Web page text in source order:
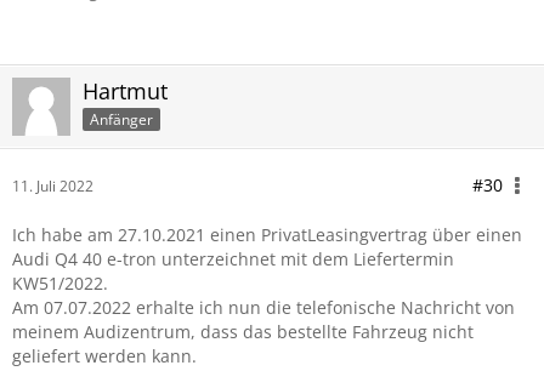
Hartmut
Anfänger
11. Juli 2022 #30
Ich habe am 27.10.2021 einen PrivatLeasingvertrag über einen
Audi Q4 40 e-tron unterzeichnet mit dem Liefertermin
KW51/2022.
Am 07.07.2022 erhalte ich nun die telefonische Nachricht von
meinem Audizentrum, dass das bestellte Fahrzeug nicht
geliefert werden kann.